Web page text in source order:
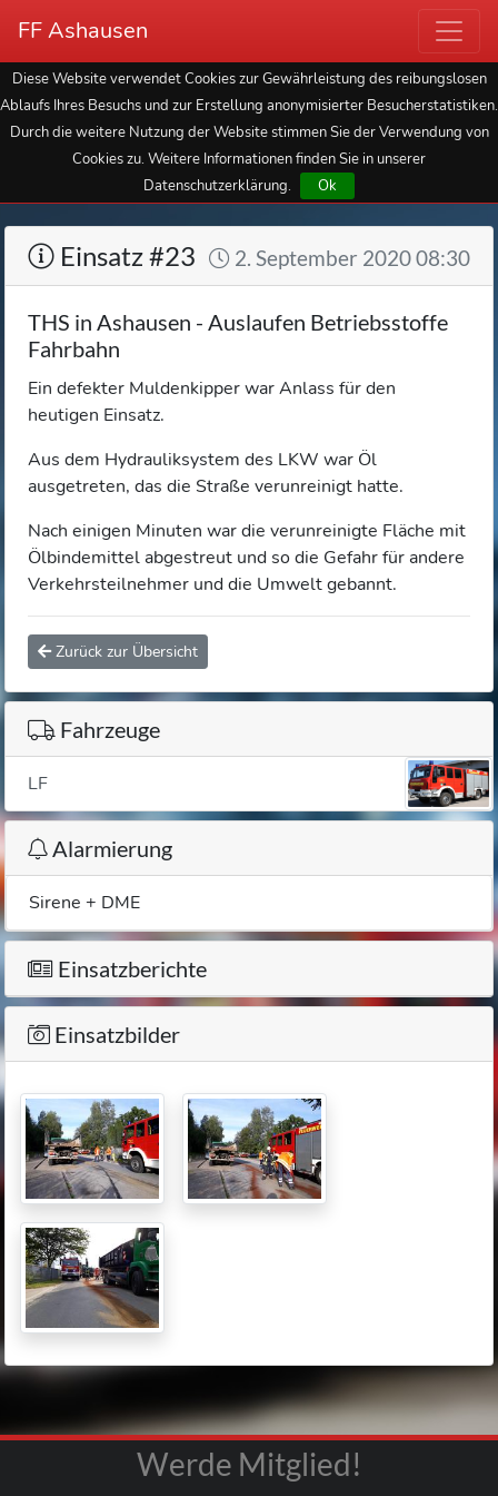
FF Ashausen
Diese Website verwendet Cookies zur Gewährleistung des reibungslosen
Ablaufs Ihres Besuchs und zur Erstellung anonymisierter Besucherstatistiken.
Durch die weitere Nutzung der Website stimmen Sie der Verwendung von
Cookies zu. Weitere Informationen finden Sie in unserer
Datenschutzerklärung.
Ok
Einsatz #23 2. September 2020 08:30
THS in Ashausen - Auslaufen Betriebsstoffe
Fahrbahn
Ein defekter Muldenkipper war Anlass für den
heutigen Einsatz.
Aus dem Hydrauliksystem des LKW war Öl
ausgetreten, das die Straße verunreinigt hatte.
Nach einigen Minuten war die verunreinigte Fläche mit
Ölbindemittel abgestreut und so die Gefahr für andere
Verkehrsteilnehmer und die Umwelt gebannt.
Zurück zur Übersicht
Fahrzeuge
LF
Alarmierung
Sirene + DME
Einsatzberichte
Einsatzbilder
Werde Mitglied!